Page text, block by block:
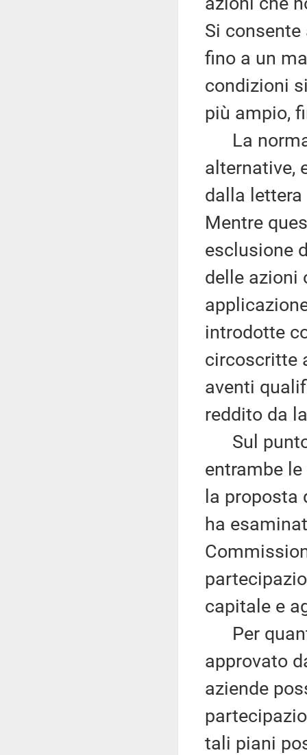
Si
fino a un
condizioni
più ampio,
La norma
alternative,
dalla lettera
Mentre
esclusione
delle azioni
introdotte
circoscritte
aventi
reddito da
Sul
entrambe
la
ha
capitale e
Per
approvato
aziende
tali piani